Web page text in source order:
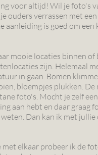
voor altijd! Wil je foto's
ouders verrassen met
aanleiding is goed om een
mooie locaties binnen of
zijn. Helemaal
in gaan. Bomen
bloempjes plukken.
foto's. Mocht je zelf
aan hebt en daar graag
Dan kan ik met jullie
elkaar probeer ik de